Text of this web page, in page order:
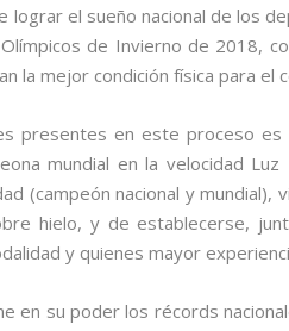
lograr el sueño nacional de los
de Invierno de 2018,
la mejor condición física para
presentes en este proceso es
mundial en la velocidad
(campeón nacional y
hielo, y de establecerse,
y quienes mayor
en su poder los récords